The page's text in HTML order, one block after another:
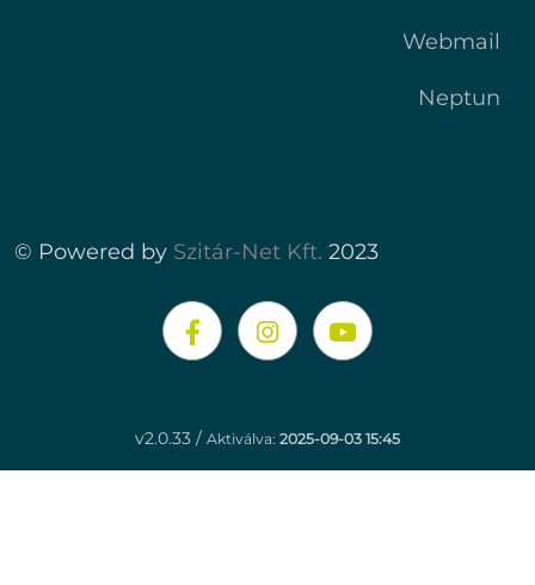
Webmail
Neptun
© Powered by Szitár-Net Kft. 2023
v2.0.33 / Aktiválva: 2025-09-03 15:45